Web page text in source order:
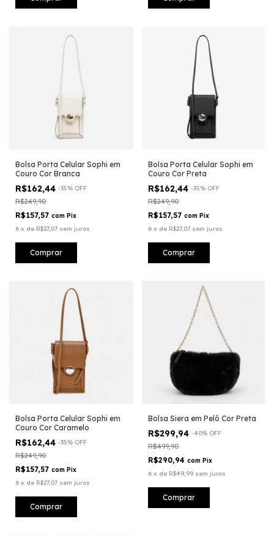
Bolsa Porta Celular Sophi em
Couro Cor Branca
R$162,44 -35% OFF
R$249,90
R$157,57 com Pix
6 x de R$27,07 sem juros
Bolsa Porta Celular Sophi em
Couro Cor Preta
R$162,44 -35% OFF
R$249,90
R$157,57 com Pix
6 x de R$27,07 sem juros
Bolsa Porta Celular Sophi em
Couro Cor Caramelo
R$162,44 -35% OFF
R$249,90
R$157,57 com Pix
6 x de R$27,07 sem juros
Bolsa Siera em Pelô Cor Preta
R$299,94 -40% OFF
R$499,90
R$290,94 com Pix
6 x de R$49,99 sem juros